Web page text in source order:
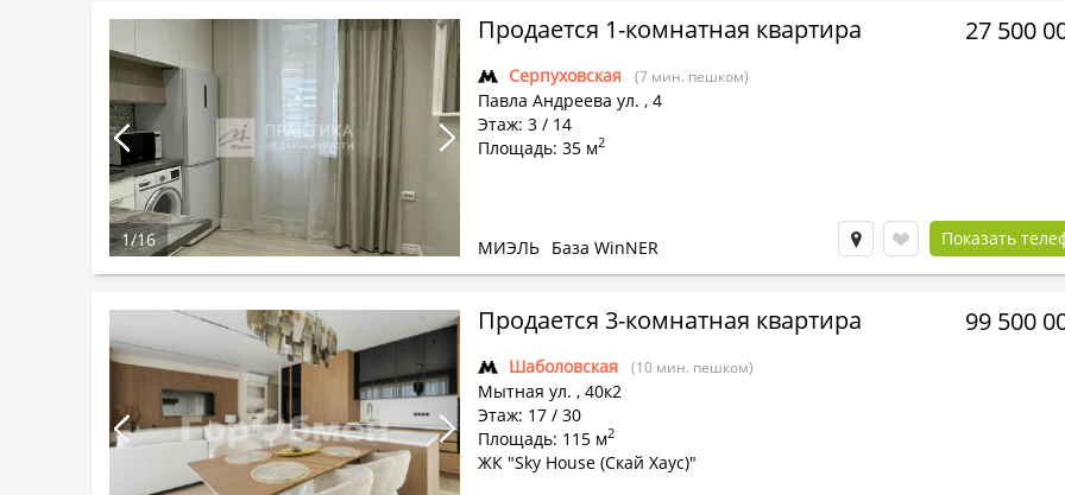
Продается 1-комнатная квартира
Серпуховская (7 мин. пешком)
Павла Андреева ул. , 4
Этаж: 3 / 14
Площадь: 35 м2
27 500
МИЭЛЬ База WinNER Показать
1/16
Продается 3-комнатная квартира
Шаболовская (10 мин. пешком)
Мытная ул. , 40к2
Этаж: 17 / 30
Площадь: 115 м2
ЖК "Sky House (Скай Хаус)"
99 500